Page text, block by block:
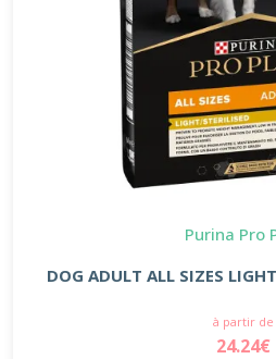
Purina Pro
DOG ADULT ALL SIZES
à partir de
24.24€